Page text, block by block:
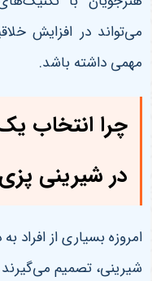
می‌تواند در افزایش
مهمی داشته باشد.
چرا انتخاب
در شیرینی
امروزه بسیاری از افراد
شیرینی، تصمیم